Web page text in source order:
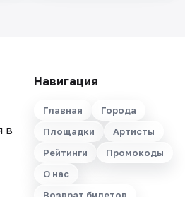
в
Навигация
Главная
Города
Площадки
Артисты
Рейтинги
Промокоды
О нас